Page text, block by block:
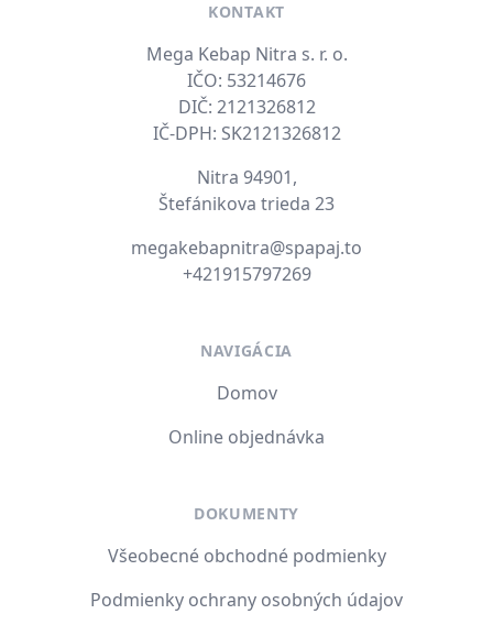
KONTAKT
Mega Kebap Nitra s. r. o.
IČO: 53214676
DIČ: 2121326812
IČ-DPH: SK2121326812
Nitra 94901,
Štefánikova trieda 23
megakebapnitra@spapaj.to
+421915797269
NAVIGÁCIA
Domov
Online objednávka
DOKUMENTY
Všeobecné obchodné podmienky
Podmienky ochrany osobných údajov